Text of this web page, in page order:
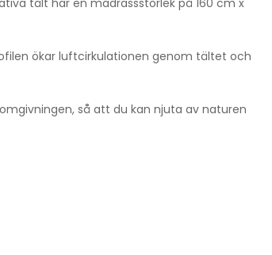
tält har en madrassstorlek på 160 cm x
ökar luftcirkulationen genom tältet och
så att du kan njuta av naturen